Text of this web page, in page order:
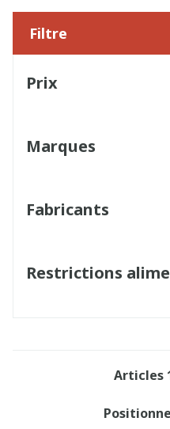
Filtre
Prix
Marques
Fabricants
Restrictions
Articles
Trier par: